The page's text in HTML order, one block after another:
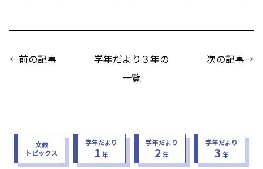
←前の記事
学年だより３年の
一覧
次の記事→
文教
トピックス
学年だより
1 年
学年だより
2 年
学年だより
3 年